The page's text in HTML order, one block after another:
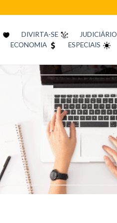
DIVIRTA-SE
JUDICIÁRIO
ECONOMIA ESPECIAIS